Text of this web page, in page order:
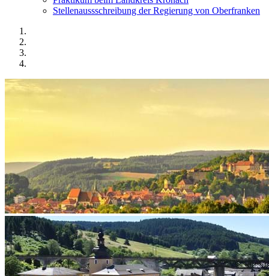
Stellenaussschreibung der Regierung von Oberfranken